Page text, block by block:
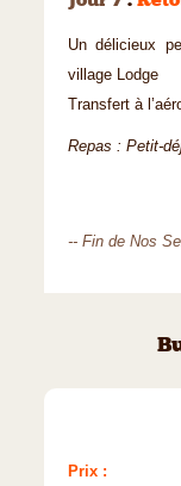
Un délicieux
village Lodge
Transfert à
Repas : Petit-
-- Fin de Nos
Prix :